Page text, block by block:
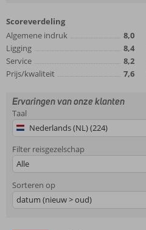
Scoreverdeling
Algemene indruk
8,0
Ligging
8,4
Service
8,2
Prijs/kwaliteit
7,6
Ervaringen van onze klanten
Taal
Nederlands (NL) (224)
Filter reisgezelschap
Alle
Sorteren op
datum (nieuw > oud)